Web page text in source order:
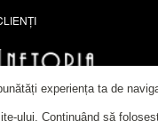
experiența ta de
ului. Continuând să